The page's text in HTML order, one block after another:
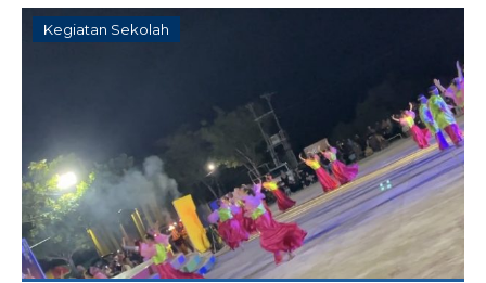
Kegiatan Sekolah